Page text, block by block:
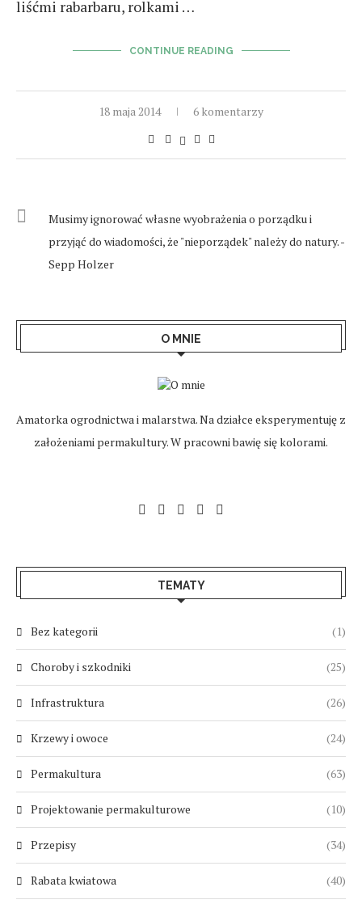
liśćmi rabarbaru, rolkami …
CONTINUE READING
18 maja 2014 6 komentarzy
Musimy ignorować własne wyobrażenia o porządku i
przyjąć do wiadomości, że "nieporządek" należy do natury. -
Sepp Holzer
O MNIE
Amatorka ogrodnictwa i malarstwa. Na działce eksperymentuję z
założeniami permakultury. W pracowni bawię się kolorami.
TEMATY
Bez kategorii (1)
Choroby i szkodniki (25)
Infrastruktura (26)
Krzewy i owoce (24)
Permakultura (63)
Projektowanie permakulturowe (10)
Przepisy (34)
Rabata kwiatowa (40)